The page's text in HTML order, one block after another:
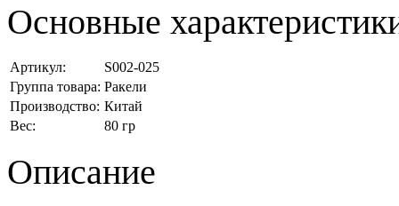
Основные
Артикул:
S002-025
Группа товара: Ракели
Производство: Китай
Вес:
80 гр
Описание